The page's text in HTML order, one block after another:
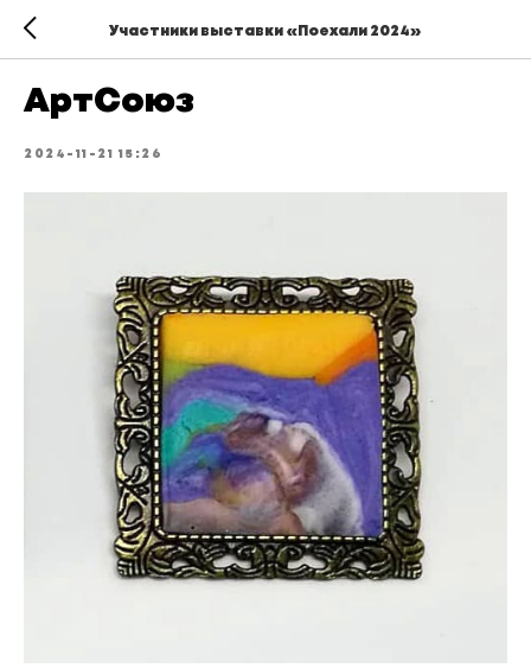
Участники выставки «Поехали 2024»
АртСоюз
2024-11-21 15:26